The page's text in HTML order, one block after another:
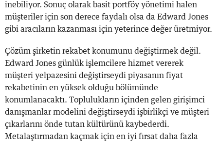
inebiliyor. Sonuç olarak basit portföy yönetimi halen
müşteriler için son derece faydalı olsa da Edward Jones
gibi aracıların kazanması için yeterince değer üretmiyor.
Çözüm şirketin rekabet konumunu değiştirmek değil.
Edward Jones günlük işlemcilere hizmet vererek
müşteri yelpazesini değiştirseydi piyasanın fiyat
rekabetinin en yüksek olduğu bölümünde
konumlanacaktı. Toplulukların içinden gelen girişimci
danışmanlar modelini değiştirseydi işbirlikçi ve müşteri
çıkarlarını önde tutan kültürünü kaybederdi.
Metalaştırmadan kaçmak için en iyi fırsat daha fazla